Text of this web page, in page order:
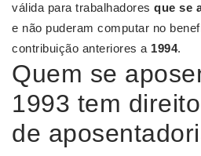
válida para trabalhadores que se
e não puderam computar no
contribuição anteriores a 1994.
Quem se
1993 tem
de